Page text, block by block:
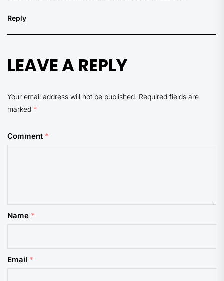
Reply
LEAVE A REPLY
Your email address will not be published. Required fields are
marked *
Comment *
Name *
Email *